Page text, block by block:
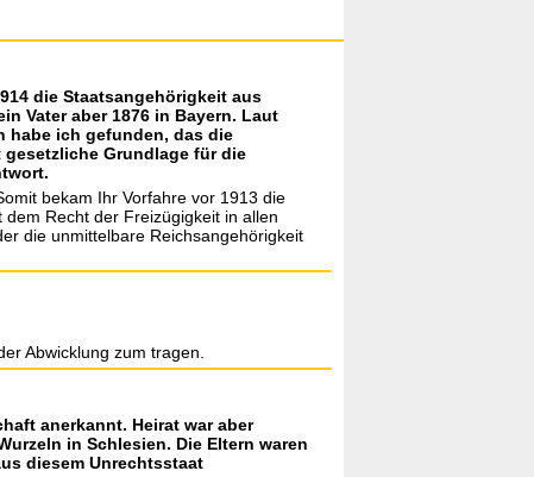
die Staatsangehörigkeit aus
Vater aber 1876 in Bayern. Laut
habe ich gefunden, das die
Grundlage für die
bekam Ihr Vorfahre vor 1913 die
Recht der Freizügigkeit in allen
die unmittelbare Reichsangehörigkeit
Abwicklung zum tragen.
anerkannt. Heirat war aber
in Schlesien. Die Eltern waren
diesem Unrechtsstaat